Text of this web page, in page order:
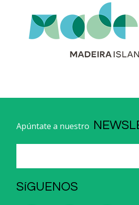
Apúntate a nuestro
SíGUENOS